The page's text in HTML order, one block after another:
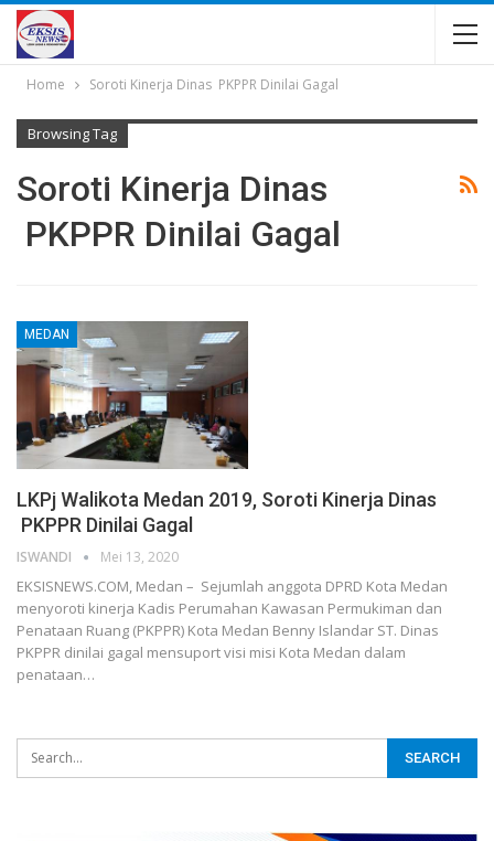
Home Soroti Kinerja Dinas PKPPR Dinilai Gagal
Browsing Tag
Soroti Kinerja Dinas
PKPPR Dinilai Gagal
MEDAN
LKPj Walikota Medan 2019, Soroti Kinerja Dinas
PKPPR Dinilai Gagal
ISWANDI Mei 13, 2020
EKSISNEWS.COM, Medan – Sejumlah anggota DPRD Kota Medan
menyoroti kinerja Kadis Perumahan Kawasan Permukiman dan
Penataan Ruang (PKPPR) Kota Medan Benny Islandar ST. Dinas
PKPPR dinilai gagal mensuport visi misi Kota Medan dalam
penataan…